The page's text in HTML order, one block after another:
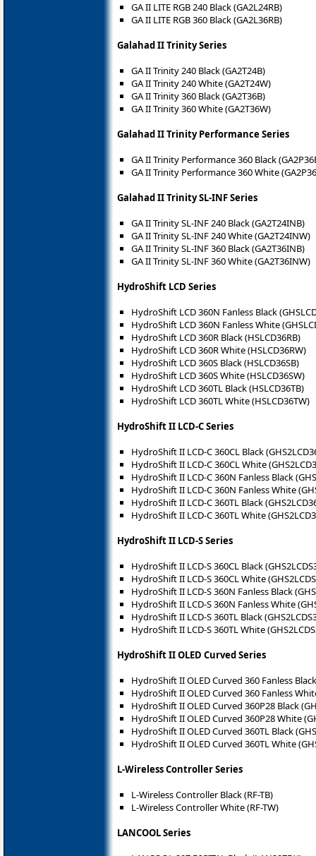
GA II LITE RGB 240 Black (GA2L24RB)
GA II LITE RGB 360 Black (GA2L36RB)
Galahad II Trinity Series
GA II Trinity 240 Black (GA2T24B)
GA II Trinity 240 White (GA2T24W)
GA II Trinity 360 Black (GA2T36B)
GA II Trinity 360 White (GA2T36W)
Galahad II Trinity Performance Series
GA II Trinity Performance 360 Black
GA II Trinity Performance 360 White
Galahad II Trinity SL-INF Series
GA II Trinity SL-INF 240 Black (GA2T24INB)
GA II Trinity SL-INF 240 White (GA2T24INW)
GA II Trinity SL-INF 360 Black (GA2T36INB)
GA II Trinity SL-INF 360 White (GA2T36INW)
HydroShift LCD Series
HydroShift LCD 360N Fanless Black
HydroShift LCD 360N Fanless White
HydroShift LCD 360R Black (HSLCD36RB)
HydroShift LCD 360R White (HSLCD36RW)
HydroShift LCD 360S Black (HSLCD36SB)
HydroShift LCD 360S White (HSLCD36SW)
HydroShift LCD 360TL Black (HSLCD36TB)
HydroShift LCD 360TL White (HSLCD36TW)
HydroShift II LCD-C Series
HydroShift II LCD-C 360CL Black
HydroShift II LCD-C 360CL White
HydroShift II LCD-C 360N Fanless Black
HydroShift II LCD-C 360N Fanless White
HydroShift II LCD-C 360TL Black
HydroShift II LCD-C 360TL White
HydroShift II LCD-S Series
HydroShift II LCD-S 360CL Black
HydroShift II LCD-S 360CL White
HydroShift II LCD-S 360N Fanless Black
HydroShift II LCD-S 360N Fanless White
HydroShift II LCD-S 360TL Black
HydroShift II LCD-S 360TL White
HydroShift II OLED Curved Series
HydroShift II OLED Curved 360 Fanless
HydroShift II OLED Curved 360 Fanless
HydroShift II OLED Curved 360P28 Black
HydroShift II OLED Curved 360P28 White
HydroShift II OLED Curved 360TL Black
HydroShift II OLED Curved 360TL White
L-Wireless Controller Series
L-Wireless Controller Black (RF-TB)
L-Wireless Controller White (RF-TW)
LANCOOL Series